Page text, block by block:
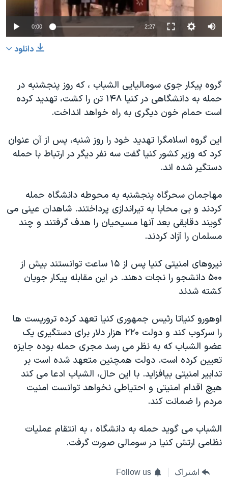
فرهنگ و زندگی
حقوق شهروندی
اسرائیل در جنگ
گالری عکس
آرشیو پخش زنده
مستندها
انتخابات ریاست جمهوری آمریکا ۲۰۲۴
ورزش زنان در ایران
اعتراضات زن، زندگی، آزادی
مجموعه مستندهای دادخواهی
تریبونال مردمی آبان ۹۸
دادگاه حمید نوری
چهل سال گروگان‌گیری
قانون شفافیت دارائی کادر رهبری ایران
اعتراضات مردمی آبان ۹۸
اسرائیل در جنگ
همایش محافظه‌کاران آمریکا «سی‌پک»
صفحه‌های ویژه
دنبال کنید
زبانهای مختلف
0:00 2:27
دانلود
گروه پیکار جوی سومالیایی الشباب ، که روز پنجشنبه در
حمله به دانشگاهی در کنیا ۱۴۸ تن را کشت، تهدید کرده
است حمام خون دیگری به راه خواهد انداخت.
این گروه اسلامگرا تهدید خود را روز شنبه، پس از آن عنوان
کرد که وزیر کشور کنیا گفت سه نفر دیگر در ارتباط با حمله
دستگیر شده اند.
مهاجمان سحرگاه پنجشنبه به محوطه دانشگاه حمله
کردند و بی محابا به تیراندازی پرداختند. شاهدان عینی می
گویند دقایقی بعد آنها مسیحیان را هدف گرفتند و چند
مسلمان را آزاد کردند.
نیروهای امنیتی کنیا پس از ۱۵ ساعت توانستند بیش از
۵۰۰ دانشجو را نجات دهند. در این مقابله پیکار جویان
کشته شدند
اوهورو کنیاتا رئیس جمهوری کنیا تعهد کرده تروریست ها
را سرکوب کند و دولت ۲۲۰ هزار دلار برای دستگیری یک
عضو الشباب که به نظر می رسد مجری حمله بوده جایزه
تعیین کرده است. دولت همچنین متعهد شده است بر
تدابیر امنیتی بیافزاید. با این حال، الشباب ادعا می کند
هیچ اقدام امنیتی و احتیاطی نخواهد توانست امنیت
مردم را ضمانت کند.
الشباب می گوید حمله به دانشگاه ، به انتقام عملیات
نظامی ارتش کنیا در سومالی صورت گرفت.
اشتراک Follow us